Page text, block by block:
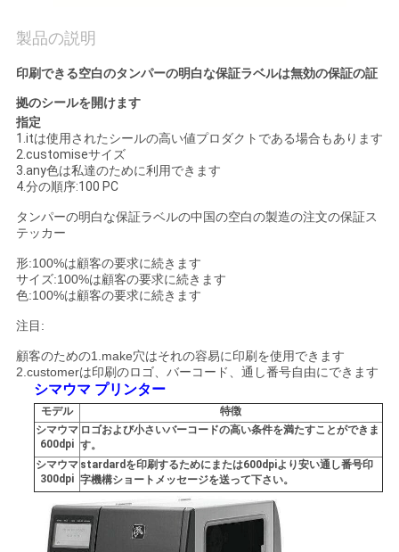
絡
し
な
さ
い
引
用
を
要
製品の説明
印刷できる空白のタンパーの明白な保証ラベルは無効の保証の証
拠のシールを開けます
指定
1.itは使用されたシールの高い値プロダクトである場合もあります
2.customiseサイズ
3.any色は私達のために利用できます
4.分の順序:100 PC
タンパーの明白な保証ラベルの中国の空白の製造の注文の保証ス
テッカー
形:100%は顧客の要求に続きます
サイズ:100%は顧客の要求に続きます
色:100%は顧客の要求に続きます
注目:
顧客のための1.make穴はそれの容易に印刷を使用できます
2.customerは印刷のロゴ、バーコード、通し番号自由にできます
シマウマ プリンター
モデル
特徴
シマウマ
600dpi
ロゴおよび小さいバーコードの高い条件を満たすことができま
す。
シマウマ
300dpi
stardardを印刷するためにまたは600dpiより安い通し番号印
字機構ショートメッセージを送って下さい。